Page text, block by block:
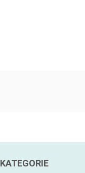
KATEGORIE